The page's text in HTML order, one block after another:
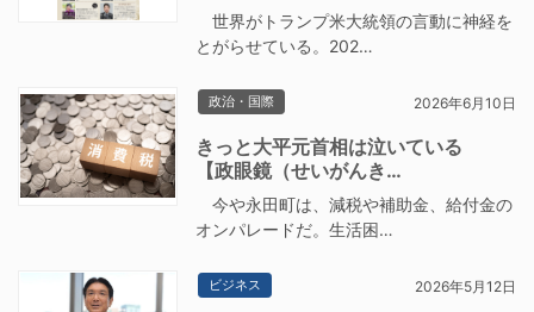
世界がトランプ米大統領の言動に神経を
とがらせている。202…
政治・国際 2026年6月10日
きっと大平元首相は泣いている
【政眼鏡（せいがんき…
今や永田町は、減税や補助金、給付金の
オンパレードだ。生活困…
ビジネス 2026年5月12日